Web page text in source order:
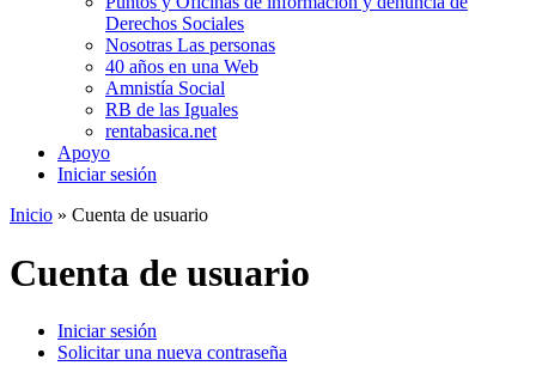
Derechos Sociales
Nosotras Las personas
40 años en una Web
Amnistía Social
RB de las Iguales
rentabasica.net
Apoyo
Iniciar sesión
Inicio » Cuenta de usuario
Cuenta de usuario
Solapas principales
Iniciar sesión
Solicitar una nueva contraseña